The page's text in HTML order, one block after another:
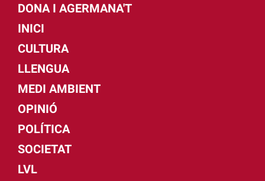
DONA I AGERMANA'T
INICI
CULTURA
LLENGUA
MEDI AMBIENT
OPINIÓ
POLÍTICA
SOCIETAT
LVL